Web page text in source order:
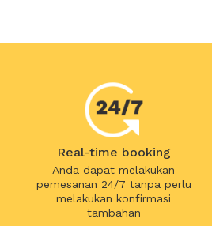
Real-time booking
Anda dapat melakukan
pemesanan 24/7 tanpa perlu
melakukan konfirmasi
tambahan